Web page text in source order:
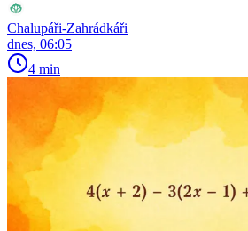
Chalupáři-Zahrádkáři
dnes, 06:05
4 min